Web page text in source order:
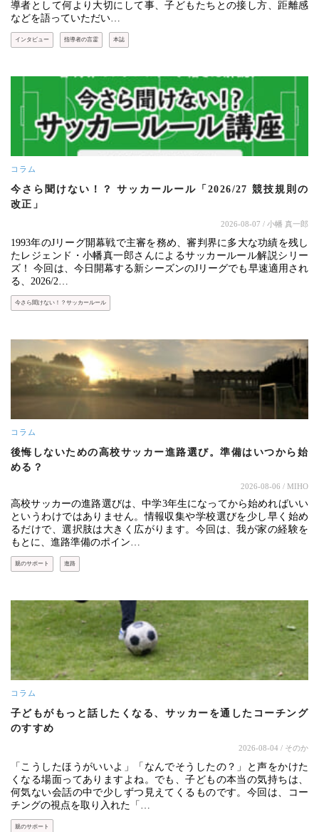
導者として何より大切にして事、子どもたちとの接し方、距離感
などを語っていただい…
インタビュー 指導者の言霊 本誌
コラム
今さら聞けない！？ サッカールール「2026/27 競技規則の
改正」
2026-08-07 / 小幡 真一郎
1993年のJリーグ開幕戦で主審を務め、審判界に多大な功績を残し
たレジェンド・小幡真一郎さんによるサッカールール解説シリー
ズ！ 今回は、今日開幕する新シーズンのJリーグでも早速適用され
る、2026/2…
今さら聞けない！？サッカールール
コラム
後悔しないための高校サッカー進路選び。準備はいつから始
める？
2026-08-06 / MIHO
高校サッカーの進路選びは、中学3年生になってから始めればいい
というわけではありません。情報収集や学校選びを少し早く始め
るだけで、選択肢は大きく広がります。今回は、我が家の経験を
もとに、進路準備のポイン…
親のサポート 進路
コラム
子どもがもっと話したくなる、サッカーを通したコーチング
のすすめ
2026-08-04 / そのか
「こうしたほうがいいよ」「なんでそうしたの？」と声をかけた
くなる場面ってありますよね。でも、子どもの本当の気持ちは、
何気ない会話の中で少しずつ見えてくるものです。今回は、コー
チングの視点を取り入れた「…
親のサポート